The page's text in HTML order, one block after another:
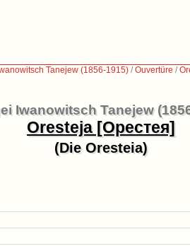
Tanejew (1856-1915) /Ouvertüre /
Iwanowitsch Tanejew
Oresteja [Орестея]
(Die Oresteia)